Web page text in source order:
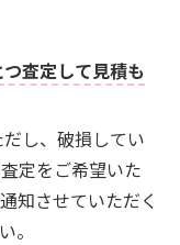
査定して見積も
し、破損してい
定をご希望いた
知させていただく
。